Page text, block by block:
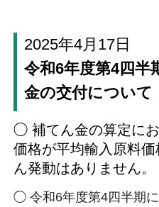
2025年4月17日
令和6年度第4四半
金の交付について
◯ 補てん金の算定に
価格が平均輸入原料
ん発動はありません。
◯ 令和6年度第4四半期